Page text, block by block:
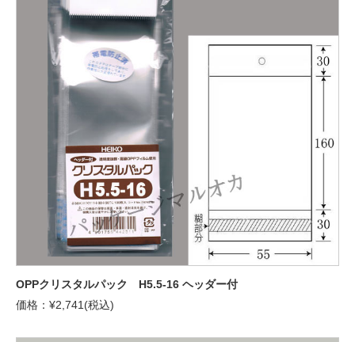
OPPクリスタルパック H5.5-16 ヘッダー付
価格：¥2,741(税込)